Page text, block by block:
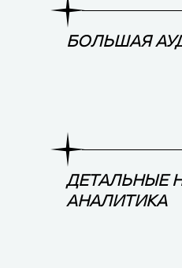
БОЛЬШАЯ
ДЕТАЛЬНЫЕ
АНАЛИТИКА